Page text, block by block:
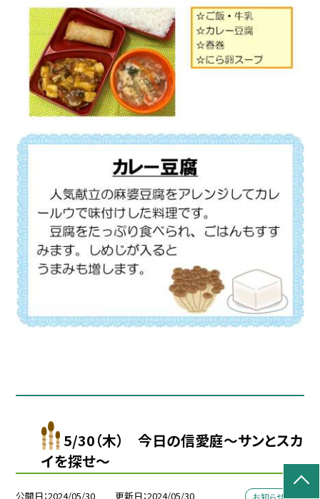
5/30（木） 今日の信愛庭〜サンとスカ
イを探せ〜
公開日 2024/05/30 更新日 2024/05/30 お知らせ